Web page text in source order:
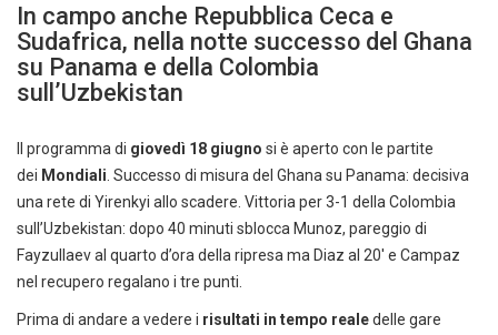
In campo anche Repubblica Ceca e
Sudafrica, nella notte successo del Ghana
su Panama e della Colombia
sull’Uzbekistan
Il programma di giovedì 18 giugno si è aperto con le partite
dei Mondiali . Successo di misura del Ghana su Panama: decisiva
una rete di Yirenkyi allo scadere. Vittoria per 3-1 della Colombia
sull’Uzbekistan: dopo 40 minuti sblocca Munoz, pareggio di
Fayzullaev al quarto d’ora della ripresa ma Diaz al 20′ e Campaz
nel recupero regalano i tre punti.
Prima di andare a vedere i risultati in tempo realedelle gare